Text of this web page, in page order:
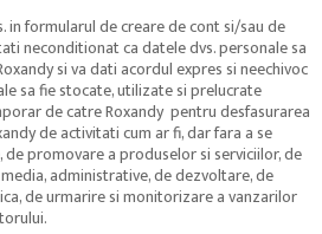
formularul de creare de cont si/sau de
neconditionat ca datele dvs. personale sa
si va dati acordul expres si neechivoc
sa fie stocate, utilizate si prelucrate
de catre Roxandy pentru desfasurarea
de activitati cum ar fi, dar fara a se
promovare a produselor si serviciilor, de
administrative, de dezvoltare, de
de urmarire si monitorizare a vanzarilor